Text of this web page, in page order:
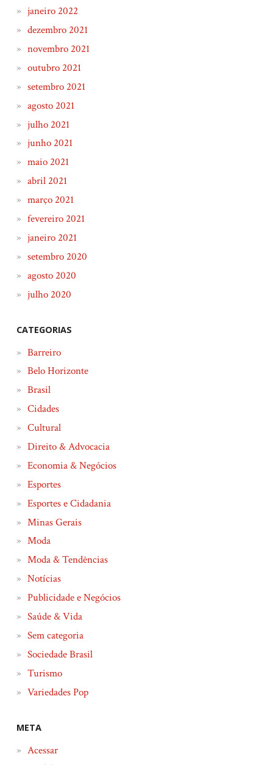
janeiro 2022
dezembro 2021
novembro 2021
outubro 2021
setembro 2021
agosto 2021
julho 2021
junho 2021
maio 2021
abril 2021
março 2021
fevereiro 2021
janeiro 2021
setembro 2020
agosto 2020
julho 2020
CATEGORIAS
Barreiro
Belo Horizonte
Brasil
Cidades
Cultural
Direito & Advocacia
Economia & Negócios
Esportes
Esportes e Cidadania
Minas Gerais
Moda
Moda & Tendências
Notícias
Publicidade e Negócios
Saúde & Vida
Sem categoria
Sociedade Brasil
Turismo
Variedades Pop
META
Acessar